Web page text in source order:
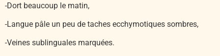
-Dort beaucoup le matin,
-Langue pâle un peu de taches ecchymotiques sombres,
-Veines sublinguales marquées.